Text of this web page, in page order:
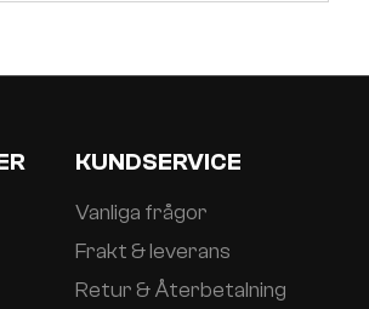
KUNDSERVICE
Vanliga frågor
Frakt & leverans
Retur & Återbetalning